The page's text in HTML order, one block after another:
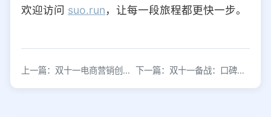
欢迎访问 suo.run，让每一段旅程都更快一步。
上一篇：双十一电商营销创意优化策略 下一篇：双十一备战：口碑营销成关键突破口